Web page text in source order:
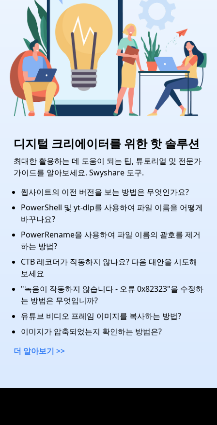
디지털 크리에이터를 위한 핫 솔루션
최대한 활용하는 데 도움이 되는 팁, 튜토리얼 및 전문가
가이드를 알아보세요. Swyshare 도구.
웹사이트의 이전 버전을 보는 방법은 무엇인가요?
PowerShell 및 yt-dlp를 사용하여 파일 이름을 어떻게
바꾸나요?
PowerRename을 사용하여 파일 이름의 괄호를 제거
하는 방법?
CTB 레코더가 작동하지 않나요? 다음 대안을 시도해
보세요
"녹음이 작동하지 않습니다 - 오류 0x82323"을 수정하
는 방법은 무엇입니까?
유튜브 비디오 프레임 이미지를 복사하는 방법?
이미지가 압축되었는지 확인하는 방법은?
더 알아보기 >>